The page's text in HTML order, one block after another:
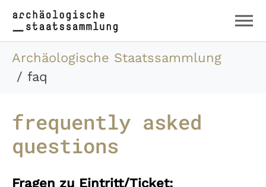
Zum Hauptinhalt springen
Skip to page footer
Sie sind hier:
Archäologische Staatssammlung
faq
frequently asked
questions
Fragen zu Eintritt/Ticket: